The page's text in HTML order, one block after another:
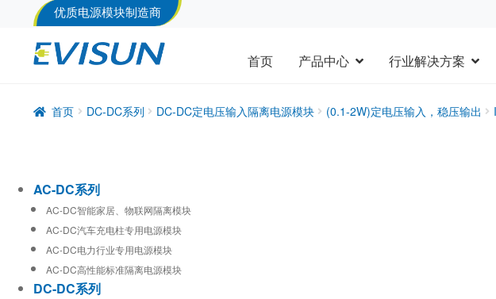
优质电源模块制造商
首页 产品中心 行业解决方案
首页 DC-DC系列 DC-DC定电压输入隔离电源模块 (0.1-2W)定电压输入，稳压输出
AC-DC系列
AC-DC智能家居、物联网隔离模块
AC-DC汽车充电柱专用电源模块
AC-DC电力行业专用电源模块
AC-DC高性能标准隔离电源模块
DC-DC系列